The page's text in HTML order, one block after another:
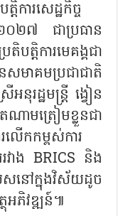
ការសេដ្ឋកិច្ច
០២៧ ជាប្រធាន
ត្តិការមេគង្គជា
មាគមប្រជាជាតិ
រដ្ឋមន្ត្រី ង្វៀន
ាមត្រៀមខ្លួនជា
ើកកម្ពស់ការ
ាង BRICS និង
នៅក្នុងវិស័យដូច
ថុអភិវឌ្ឍន៍៕